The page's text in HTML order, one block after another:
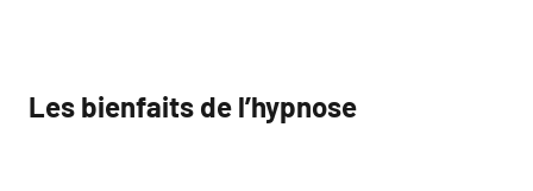
Les bienfaits de l’hypnose